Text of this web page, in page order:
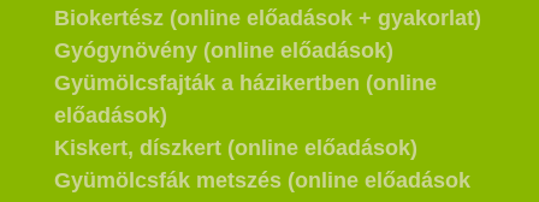
Biokertész (online előadások + gyakorlat)
Gyógynövény (online előadások)
Gyümölcsfajták a házikertben (online
előadások)
Kiskert, díszkert (online előadások)
Gyümölcsfák metszés (online előadások